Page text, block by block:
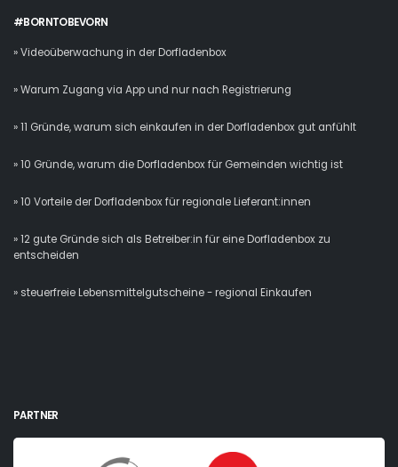
#BORNTOBEVORN
» Videoüberwachung in der Dorfladenbox
» Warum Zugang via App und nur nach Registrierung
» 11 Gründe, warum sich einkaufen in der Dorfladenbox gut anfühlt
» 10 Gründe, warum die Dorfladenbox für Gemeinden wichtig ist
» 10 Vorteile der Dorfladenbox für regionale Lieferant:innen
» 12 gute Gründe sich als Betreiber:in für eine Dorfladenbox zu
entscheiden
» steuerfreie Lebensmittelgutscheine - regional Einkaufen
PARTNER